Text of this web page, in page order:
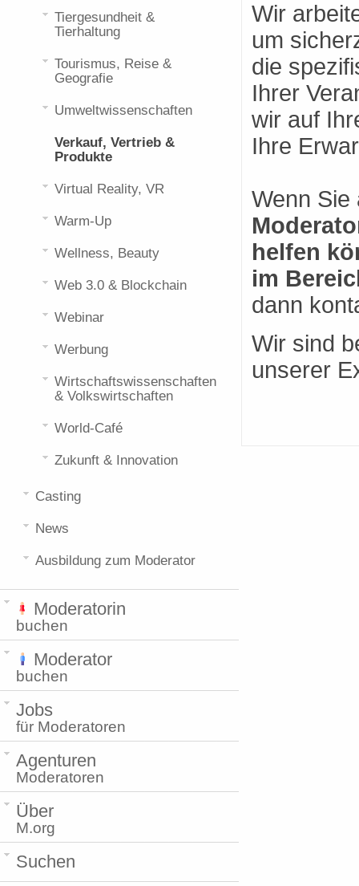
Wir
um
die
Ihrer
wir auf
Ihre
Wenn
helfen
im
dann
Wir sind
unserer
Tiergesundheit &
Tierhaltung
Tourismus, Reise &
Geografie
Umweltwissenschaften
Verkauf, Vertrieb &
Produkte
Virtual Reality, VR
Warm-Up
Wellness, Beauty
Web 3.0 & Blockchain
Webinar
Werbung
Wirtschaftswissenschaften
& Volkswirtschaften
World-Café
Zukunft & Innovation
Casting
News
Ausbildung zum Moderator
Moderatorin
buchen
Moderator
buchen
Jobs
für Moderatoren
Agenturen
Moderatoren
Über
M.org
Suchen